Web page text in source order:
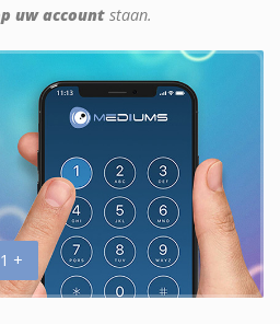
uw account staan.
+